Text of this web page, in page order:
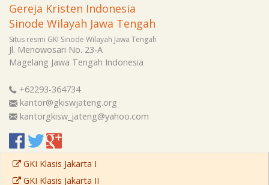
Gereja Kristen Indonesia
Sinode Wilayah Jawa Tengah
Situs resmi GKI Sinode Wilayah Jawa Tengah
Jl. Menowosari No. 23-A
Magelang Jawa Tengah Indonesia
+62293-364734
kantor@gkiswjateng.org
kantorgkisw_jateng@yahoo.com
GKI Klasis Jakarta I
GKI Klasis Jakarta II